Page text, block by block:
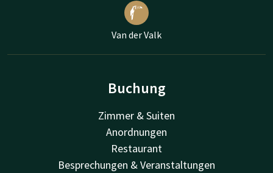
Van der Valk
Buchung
Zimmer & Suiten
Anordnungen
Restaurant
Besprechungen & Veranstaltungen